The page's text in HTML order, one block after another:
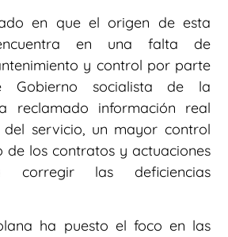
en que el origen de esta
en una falta de
y control por parte
Gobierno socialista de la
reclamado información real
servicio, un mayor control
de los contratos y actuaciones
corregir las deficiencias
ha puesto el foco en las